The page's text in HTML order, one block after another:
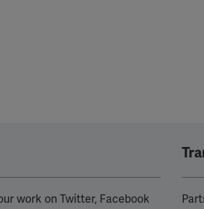
work on Twitter, Facebook